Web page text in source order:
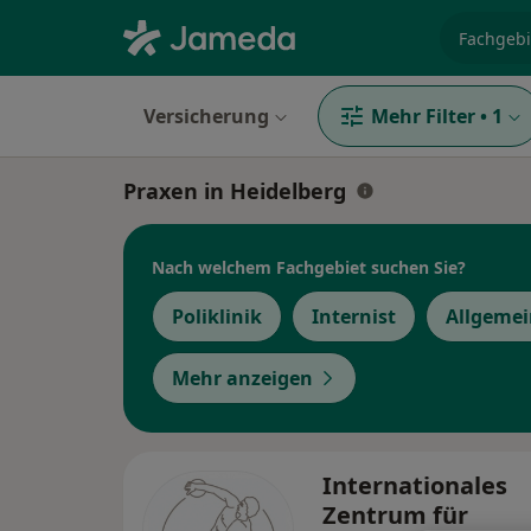
Versicherung Mehr Filter • 1
Praxen in Heidelberg
Nach welchem Fachgebiet suchen Sie?
Poliklinik Internist
Mehr anzeigen
Internationales
Zentrum für